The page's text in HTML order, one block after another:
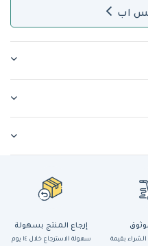
اب
بقيمة
إرجاع المنتج بسهولة
سهولة الاسترجاع خلال ١٤ يوم